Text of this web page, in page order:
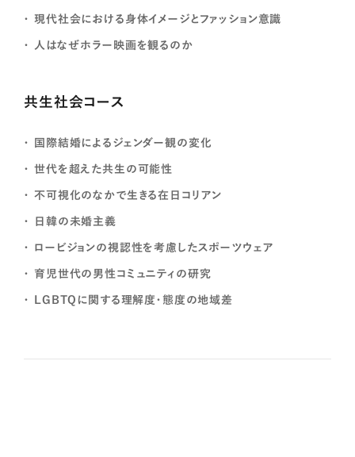
現代社会における身体イメージとファッション意識
人はなぜホラー映画を観るのか
共生社会コース
国際結婚によるジェンダー観の変化
世代を超えた共生の可能性
不可視化のなかで生きる在日コリアン
日韓の未婚主義
ロービジョンの視認性を考慮したスポーツウェア
育児世代の男性コミュニティの研究
LGBTQに関する理解度・態度の地域差